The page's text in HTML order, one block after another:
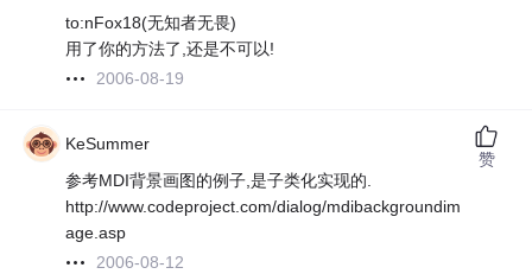
to:nFox18(无知者无畏)
用了你的方法了,还是不可以!
2006-08-19
KeSummer
参考MDI背景画图的例子,是子类化实现的.
http://www.codeproject.com/dialog/mdibackgroundim
age.asp
2006-08-12
赞